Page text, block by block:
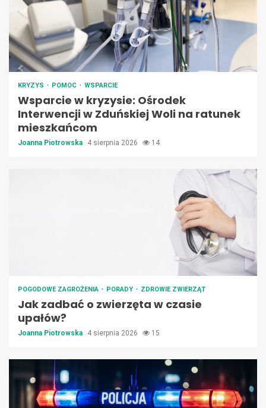
KRYZYS POMOC WSPARCIE
Wsparcie w kryzysie: Ośrodek
Interwencji w Zduńskiej Woli na ratunek
mieszkańcom
Joanna Piotrowska 4 sierpnia 2026 14
POGODOWE ZAGROŻENIA PORADY ZDROWIE ZWIERZĄT
Jak zadbać o zwierzęta w czasie
upałów?
Joanna Piotrowska 4 sierpnia 2026 15